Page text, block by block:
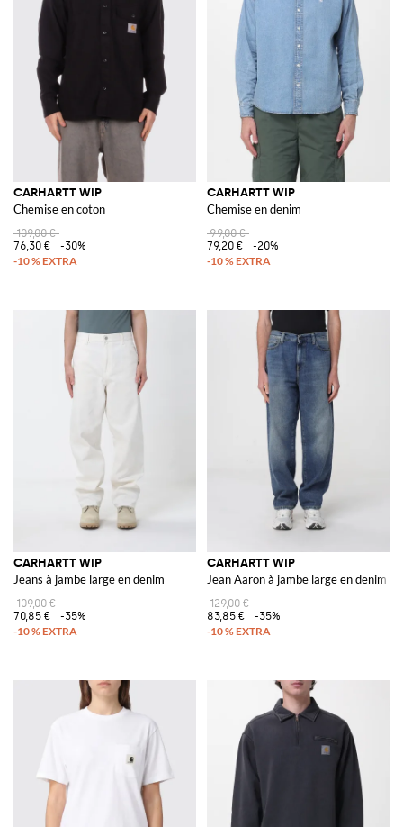
CARHARTT WIP
Chemise en coton
109,00 €
76,30 €
-30%
CARHARTT WIP
Chemise en denim
99,00 €
79,20 €
-20%
CARHARTT WIP
Jeans à jambe large en denim
109,00 €
70,85 €
-35%
CARHARTT WIP
Jean Aaron à jambe large en denim
129,00 €
83,85 €
-35%